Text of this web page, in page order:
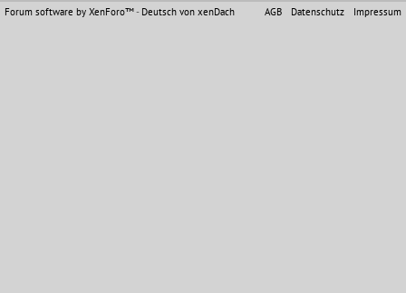
AGB
Datenschutz Impressum
Forum software by XenForo™- Deutsch von xenDach